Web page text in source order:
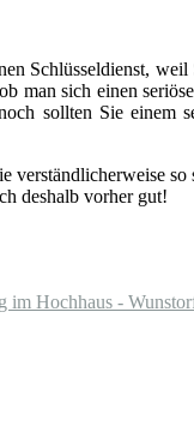
Schlüsseldienst,
man sich einen
sollten Sie einem
verständlicherweise
deshalb vorher gut!
im Hochhaus -